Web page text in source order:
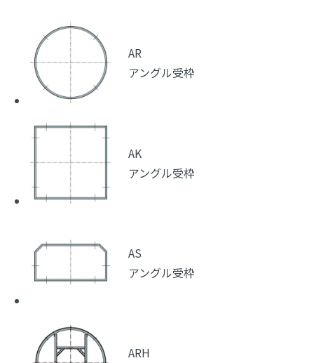
AR
アングル受枠
AK
アングル受枠
AS
アングル受枠
ARH